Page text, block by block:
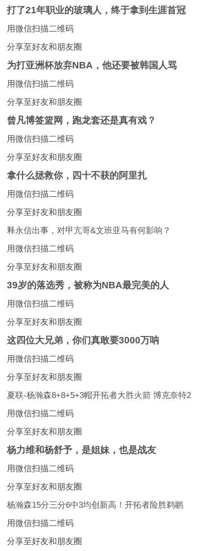
打了21年职业的玻璃人，终于拿到生涯首冠
用微信扫描二维码
分享至好友和朋友圈
为打亚洲杯放弃NBA，他还要被韩国人骂
用微信扫描二维码
分享至好友和朋友圈
曾凡博签篮网，跑龙套还是真有戏？
用微信扫描二维码
分享至好友和朋友圈
拿什么拯救你，四十不获的阿里扎
用微信扫描二维码
分享至好友和朋友圈
释永信出事，对甲亢哥&文班亚马有何影响？
用微信扫描二维码
分享至好友和朋友圈
39岁的落选秀，被称为NBA最完美的人
用微信扫描二维码
分享至好友和朋友圈
这四位大兄弟，你们真敢要3000万呐
用微信扫描二维码
分享至好友和朋友圈
夏联-杨瀚森8+8+5+3帽开拓者大胜火箭 博克奈特2
用微信扫描二维码
分享至好友和朋友圈
杨力维和杨舒予，是姐妹，也是战友
用微信扫描二维码
分享至好友和朋友圈
杨瀚森15分三分6中3均创新高！开拓者险胜鹈鹕
用微信扫描二维码
分享至好友和朋友圈